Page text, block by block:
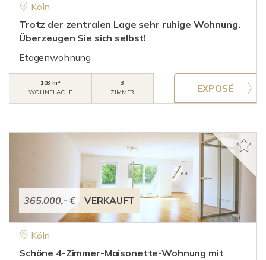
Köln
Trotz der zentralen Lage sehr ruhige Wohnung.
Überzeugen Sie sich selbst!
Etagenwohnung
103 m²
WOHNFLÄCHE
3
ZIMMER
365.000,- € VERKAUFT
Köln
Schöne 4-Zimmer-Maisonette-Wohnung mit